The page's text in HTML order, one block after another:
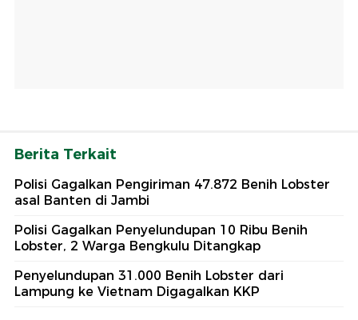
Berita Terkait
Polisi Gagalkan Pengiriman 47.872 Benih Lobster
asal Banten di Jambi
Polisi Gagalkan Penyelundupan 10 Ribu Benih
Lobster, 2 Warga Bengkulu Ditangkap
Penyelundupan 31.000 Benih Lobster dari
Lampung ke Vietnam Digagalkan KKP